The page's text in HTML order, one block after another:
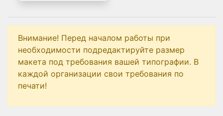
Внимание! Перед началом работы при
необходимости подредактируйте размер
макета под требования вашей типографии. В
каждой организации свои требования по
печати!